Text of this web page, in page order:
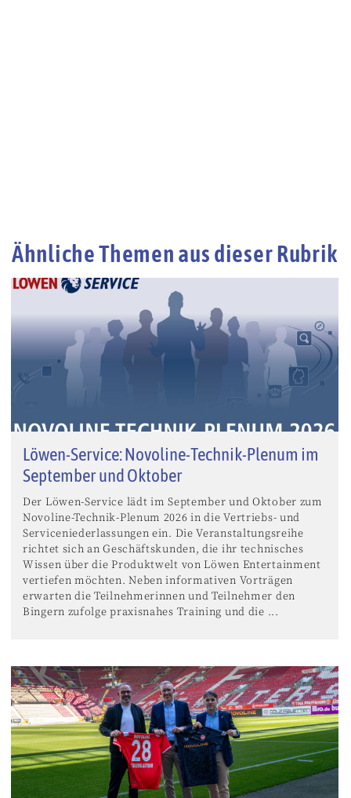
Ähnliche Themen aus dieser Rubrik
Löwen-Service: Novoline-Technik-Plenum im
September und Oktober
Der Löwen-Service lädt im September und Oktober zum
Novoline-Technik-Plenum 2026 in die Vertriebs- und
Serviceniederlassungen ein. Die Veranstaltungsreihe
richtet sich an Geschäftskunden, die ihr technisches
Wissen über die Produktwelt von Löwen Entertainment
vertiefen möchten. Neben informativen Vorträgen
erwarten die Teilnehmerinnen und Teilnehmer den
Bingern zufolge praxisnahes Training und die ...